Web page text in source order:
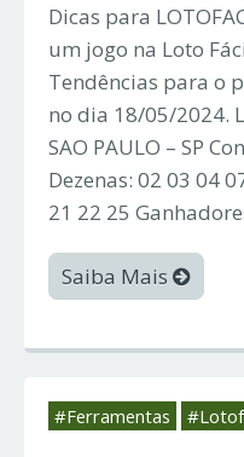
Dicas para
um jogo na Loto
Tendências para o
no dia 18/05/2024.
SAO PAULO – SP
Dezenas: 02 03 04
21 22 25
Saiba Mais
#Ferramentas